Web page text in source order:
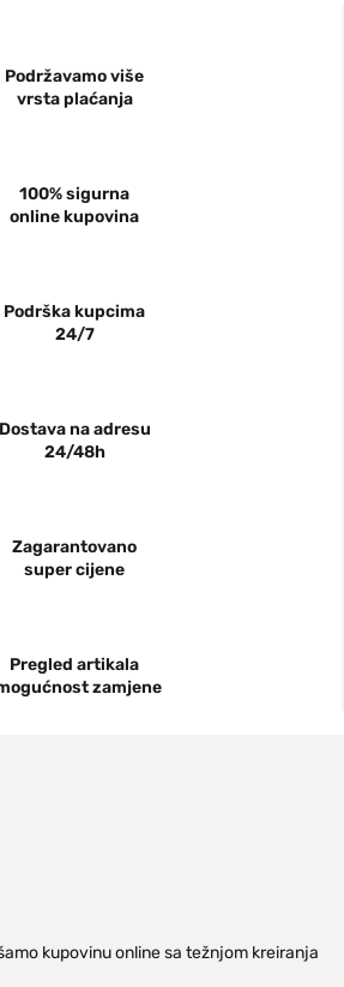
Podržavamo više
vrsta plaćanja
100% sigurna
online kupovina
Podrška kupcima
24/7
Dostava na adresu
24/48h
Zagarantovano
super cijene
Pregled artikala
zamjene
kupovinu online sa težnjom kreiranja